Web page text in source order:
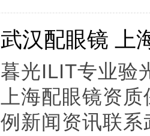
武汉配眼镜 上
暮光ILIT专业验
上海配眼镜资
例新闻资讯联